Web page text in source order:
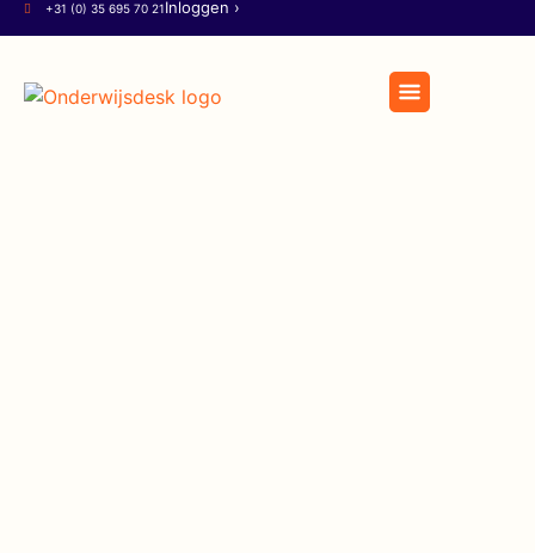
+31 (0) 35 695 70 21Inloggen ›